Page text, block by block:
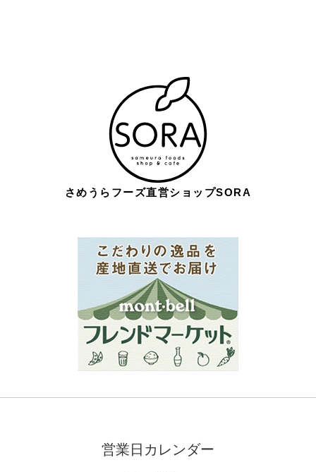
さめうらフーズ直営ショップSORA
営業日カレンダー